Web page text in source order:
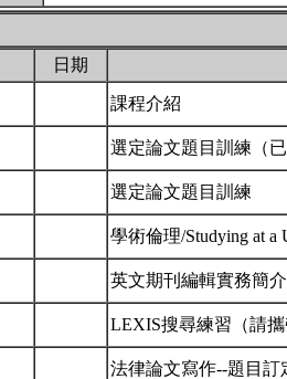
日期
課程介紹
選定論文題目訓練（
選定論文題目訓練
學術倫理/Studying at a
英文期刊編輯實務簡
LEXIS搜尋練習（請
法律論文寫作--題目